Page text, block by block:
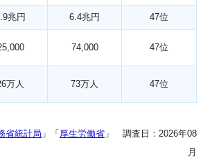
兆円 6.4兆円 47位
74,000 47位
万人 73万人 47位
省統計局 」「厚生労働省 」 調査日：2026年08
月